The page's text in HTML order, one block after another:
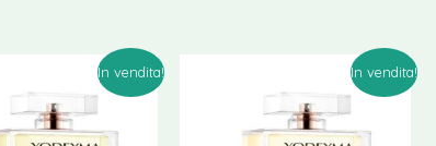
In vendita! In vendita!